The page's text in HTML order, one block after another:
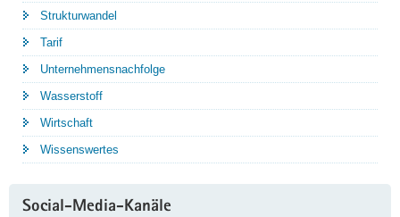
Strukturwandel
Tarif
Unternehmensnachfolge
Wasserstoff
Wirtschaft
Wissenswertes
Social-Media-Kanäle